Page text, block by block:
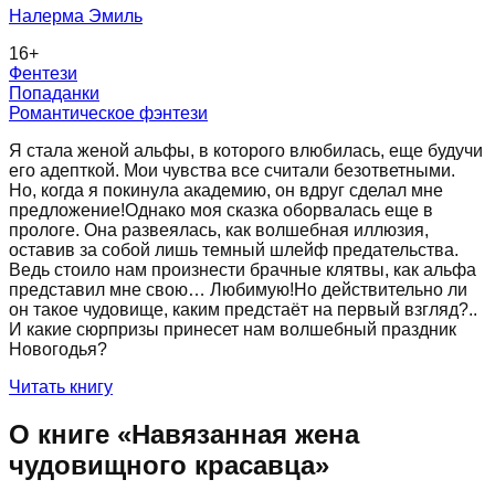
Налерма Эмиль
16+
Фентези
Попаданки
Романтическое фэнтези
Я стала женой альфы, в которого влюбилась, еще будучи
его адепткой. Мои чувства все считали безответными.
Но, когда я покинула академию, он вдруг сделал мне
предложение!Однако моя сказка оборвалась еще в
прологе. Она развеялась, как волшебная иллюзия,
оставив за собой лишь темный шлейф предательства.
Ведь стоило нам произнести брачные клятвы, как альфа
представил мне свою… Любимую!Но действительно ли
он такое чудовище, каким предстаёт на первый взгляд?..
И какие сюрпризы принесет нам волшебный праздник
Новогодья?
Читать книгу
О книге «Навязанная жена
чудовищного красавца»